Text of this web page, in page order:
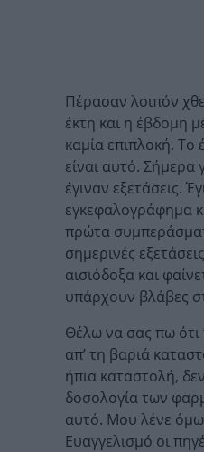
Πέρασαν λοιπόν
έκτη και η έβδομη
καμία επιπλοκή. Το
είναι αυτό.
έγιναν εξετάσεις.
εγκεφαλογράφημα
πρώτα
σημερινές
αισιόδοξα και
υπάρχουν βλάβες
Θέλω να σας πω ότι
απ’ τη βαριά
ήπια καταστολή,
δοσολογία των
αυτό. Μου λένε
Ευαγγελισμό οι